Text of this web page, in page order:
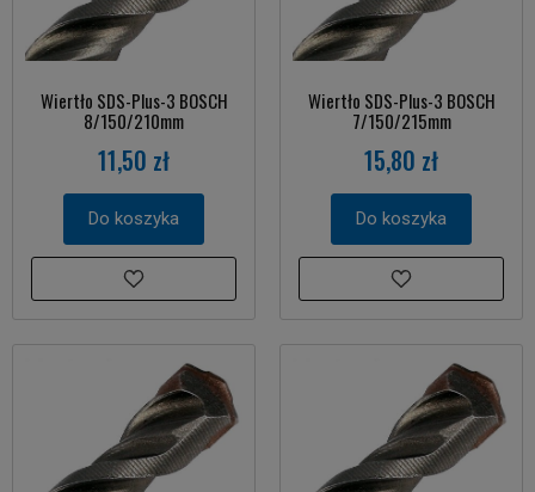
Wiertło SDS-Plus-3 BOSCH
8/150/210mm
11,50 zł
Do koszyka
Wiertło SDS-Plus-3 BOSCH
7/150/215mm
15,80 zł
Do koszyka